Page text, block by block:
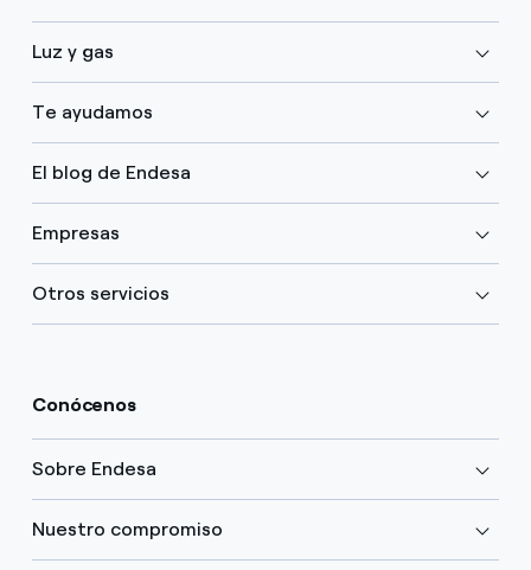
Luz y gas
Te ayudamos
El blog de Endesa
Empresas
Otros servicios
Conócenos
Sobre Endesa
Nuestro compromiso